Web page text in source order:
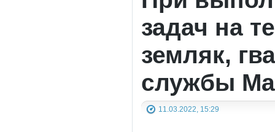
задач на
земляк,
службы
11.03.2022, 15:29